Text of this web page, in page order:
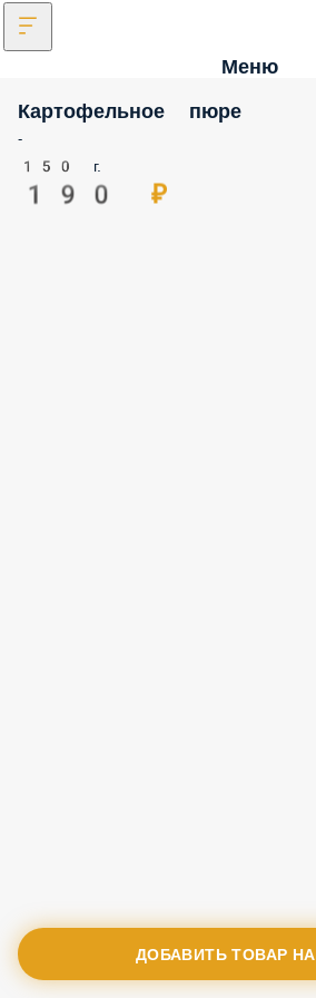
Меню
Картофельное пюре
-
150 г.
190 ₽
ДОБАВИТЬ ТОВАР НА